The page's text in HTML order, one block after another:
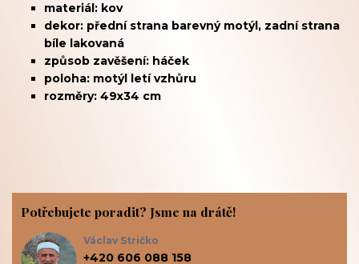
materiál: kov
dekor: přední strana barevný motýl, zadní strana
bíle lakovaná
způsob zavěšení: háček
poloha: motýl letí vzhůru
rozměry: 49x34 cm
Potřebujete poradit? Jsme na drátě!
Václav Stričko
+420 606 088 158